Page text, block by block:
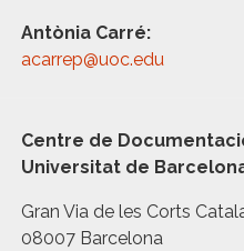
Antònia Carré:
acarrep@uoc.edu
Centre de
Universitat de
Gran Via de les Corts
08007 Barcelona